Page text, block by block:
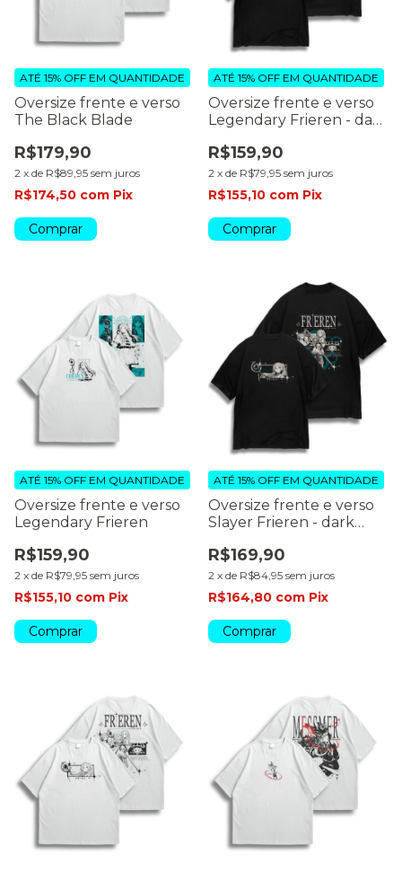
Oversize frente e verso
The Black Blade
R$179,90
2 x de R$89,95 sem juros
ATÉ 15% OFF EM QUANTIDADE
R$174,50 com Pix
Comprar
Oversize frente e verso
Legendary Frieren - dark
R$159,90
2 x de R$79,95 sem juros
ATÉ 15% OFF EM QUANTIDADE
R$155,10 com Pix
Comprar
Oversize frente e verso
Legendary Frieren
R$159,90
2 x de R$79,95 sem juros
ATÉ 15% OFF EM QUANTIDADE
R$155,10 com Pix
Comprar
Oversize frente e verso
Slayer Frieren - dark
R$169,90
2 x de R$84,95 sem juros
ATÉ 15% OFF EM QUANTIDADE
R$164,80 com Pix
Comprar